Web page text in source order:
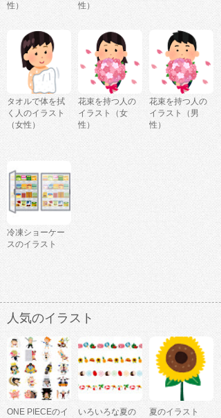
性）
性）
タオルで体を拭
く人のイラスト
（女性）
花束を持つ人の
イラスト（女
性）
花束を持つ人の
イラスト（男
性）
冷凍ショーケー
スのイラスト
人気のイラスト
ONE PIECEのイ
いろいろな夏の
夏のイラスト